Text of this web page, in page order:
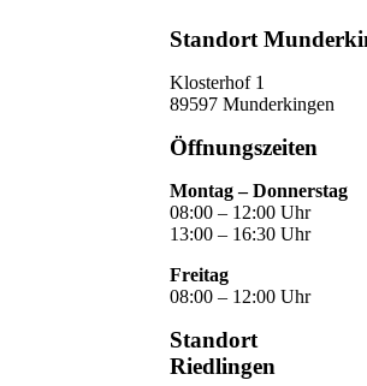
Standort
Klosterhof 1
89597 Munderkingen
Öffnungszeiten
Montag – Donnerstag
08:00 – 12:00 Uhr
13:00 – 16:30 Uhr
Freitag
08:00 – 12:00 Uhr
Standort
Riedlingen